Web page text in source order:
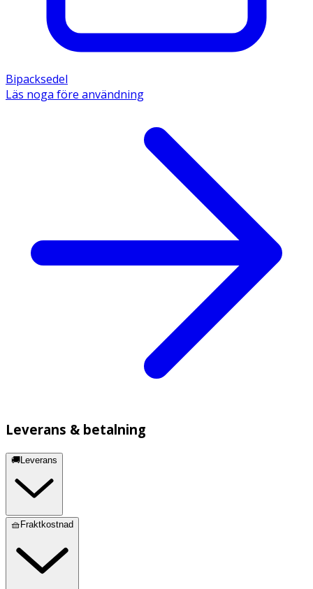
Bipacksedel
Läs noga före användning
Leverans & betalning
🚚Leverans
🧺Fraktkostnad